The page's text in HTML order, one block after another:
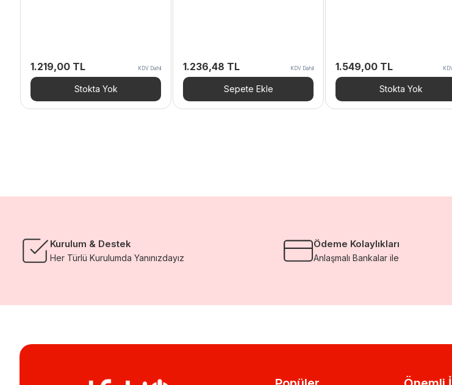
1.219,00 TL KDV Dahil
Stokta Yok
1.236,48 TL KDV Dahil
Sepete Ekle
1.549,00 TL
Stokta Yok
Kurulum & Destek
Her Türlü Kurulumda Yanınızdayız
Ödeme Kolaylıkları
Anlaşmalı Bankalar ile